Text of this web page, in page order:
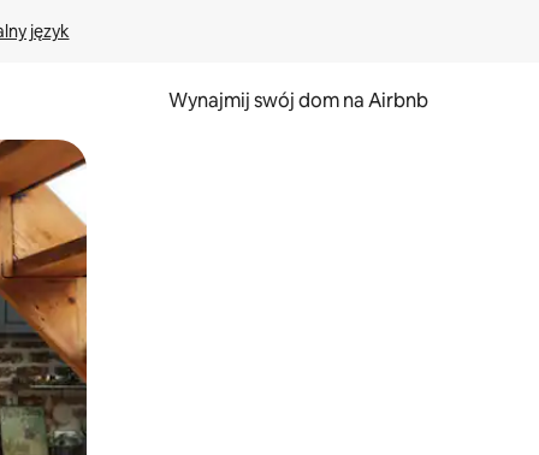
język
Wynajmij swój dom na Airbnb